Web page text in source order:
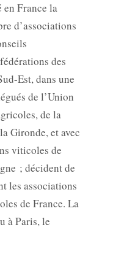
en France la
d’associations
des
Est, dans une
de l’Union
de la
Gironde, et avec
viticoles de
; décident de
les associations
de France. La
à Paris, le